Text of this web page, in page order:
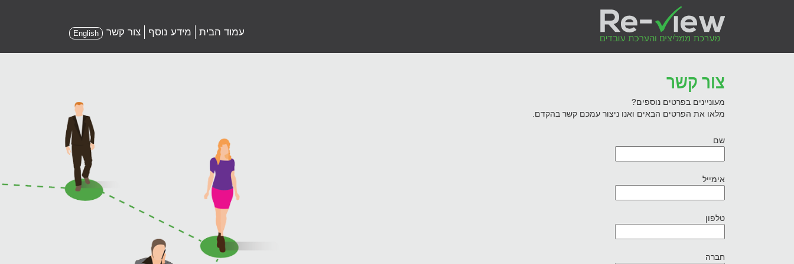
עמוד הבית מידע נוסף צור קשר English
צור קשר
מעוניינים בפרטים נוספים?
מלאו את הפרטים הבאים ואנו ניצור עמכם קשר בהקדם.
שם
אימייל
טלפון
חברה